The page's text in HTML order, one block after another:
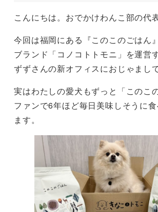
こんにちは。おでかけわんこ部の代
今回は福岡にある『このこのごはん
ブランド「コノコトトモニ」を運営
ずずさんの新オフィスにおじゃまし
実はわたしの愛犬もずっと「このこ
ファンで6年ほど毎日美味しそうに
ます。